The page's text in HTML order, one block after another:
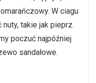
W ciagu
takie jak pieprz.
poczuć najpóźniej
sandałowe.